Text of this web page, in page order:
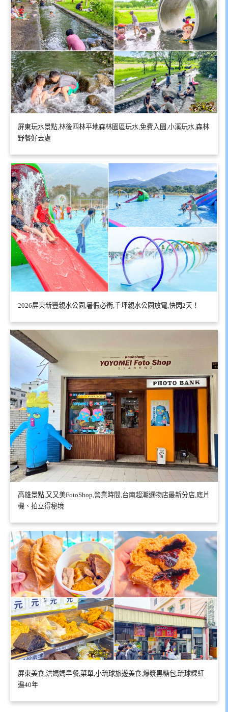
屏東玩水景點,林後四林平地森林園區玩水,免費入園,小溪玩水,森林
野餐好去處
2026屏東新豐親水公園,暑假必衝,千坪親水公園放電,快閃2天！
高雄景點,又又美FotoShop,營業時間,台南超潮選物店最新分店,底片
機、拍立得秘境
屏東美食,洪媽媽早餐,菜單,小琉球旅遊美食,爆漿黑糖包,琉球粿紅
遍40年